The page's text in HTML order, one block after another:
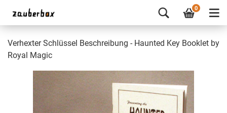
0
Verhexter Schlüssel Beschreibung - Haunted Key Booklet by
Royal Magic